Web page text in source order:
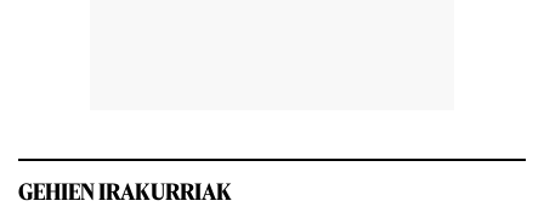
GEHIEN IRAKURRIAK